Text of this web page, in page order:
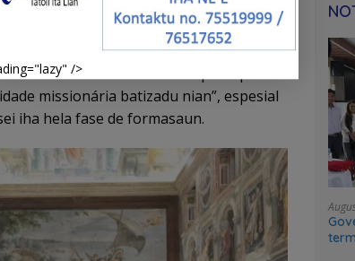
konstitui nafatin “meiu prinsipal
missionária batizadu nian”, espesial
iha hela fase de formasaun.
/>